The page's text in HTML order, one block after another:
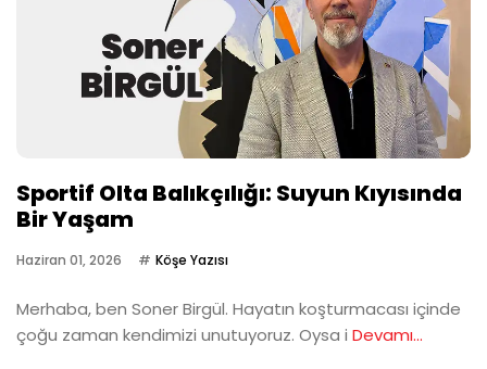
Sportif Olta Balıkçılığı: Suyun Kıyısında
Bir Yaşam
Haziran 01, 2026 Köşe Yazısı
Merhaba, ben Soner Birgül. Hayatın koşturmacası içinde
çoğu zaman kendimizi unutuyoruz. Oysa i Devamı...